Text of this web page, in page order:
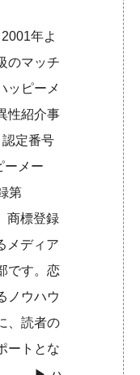
年よ
のマッチ
ッピーメ
性紹介事
定番号
ーメー
第
商標登録
メディア
です。恋
ノウハウ
、読者の
ートとな